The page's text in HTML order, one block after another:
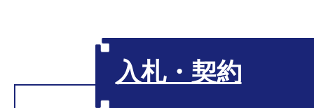
入札・契約